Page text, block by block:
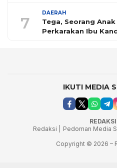
7
DAERAH
Tega, Seorang
Perkarakan Ibu
IKUTI MEDIA
Redaksi |
Pedoman Media
Copyright © 2026 –